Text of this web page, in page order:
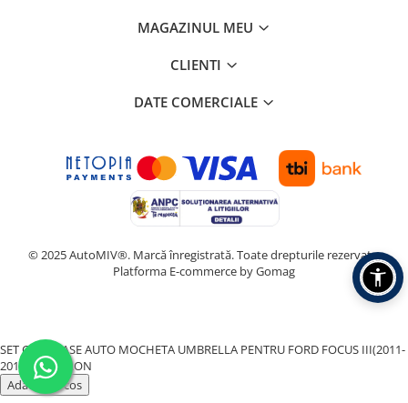
MAGAZINUL MEU
CLIENTI
DATE COMERCIALE
© 2025 AutoMIV®. Marcă înregistrată. Toate drepturile rezervate.
Platforma E-commerce by Gomag
SET COVORASE AUTO MOCHETA UMBRELLA PENTRU FORD FOCUS III(2011-
2018)
266,00 RON
Adauga in cos